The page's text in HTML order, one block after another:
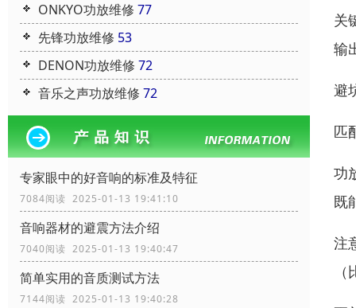
ONKYO功放维修 77
先锋功放维修 53
DENON功放维修 72
音乐之声功放维修 72
专家眼中的好音响的标准及特征
7084阅读 2025-01-13 19:41:10
音响器材的避震方法介绍
7040阅读 2025-01-13 19:40:47
简单实用的音质测试方法
7144阅读 2025-01-13 19:40:28
关
输
避
匹
功
既
注